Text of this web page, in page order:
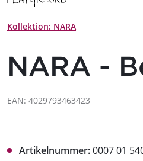
Kollektion: NARA
NARA -
EAN: 4029793463423
Artikelnummer:0007 01